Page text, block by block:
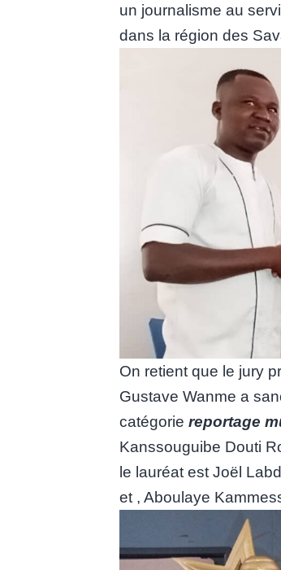
un journalisme au
dans la région des
On retient que le jury
Gustave Wanme a
catégorie reportage
Kanssouguibe Douti
le lauréat est Joël
et , Aboulaye